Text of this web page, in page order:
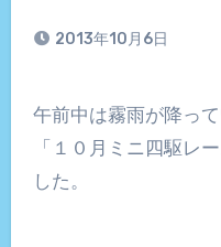
2013年10月6日
午前中は霧雨が降っ
「１０月ミニ四駆レ
した。